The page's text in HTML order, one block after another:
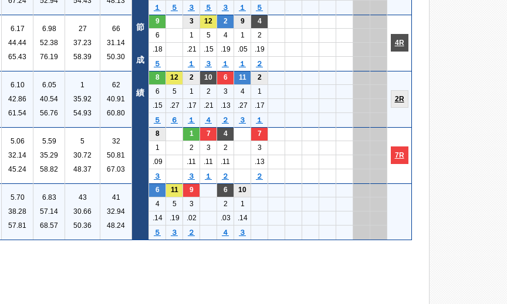
１
５ ３ ５ ３ １ ５
6.17
44.44
65.43
6.98
52.38
76.19
27
37.23
58.39
66
31.14
50.30
9 3 12 2 9 4
4R
6 1 5 4 1
2
.18
.21 .15 .19 .05
.19
５
１ ３ １ １ ２
6.10
42.86
61.54
6.05
40.54
56.76
1
35.92
54.93
62
40.91
60.80
8 12 2 10 6 11 2
2R
6 5 1 2 3 4
1
.15
.27 .17 .21 .13 .27
.17
５
６ １ ４ ２ ３ １
5.06
32.14
45.24
5.59
35.29
58.82
5
30.72
48.37
32
50.81
67.03
8 1 7 4 7
7R
1 2 3 2
3
.09
.11 .11 .11
.13
３
３ １ ２ ２
5.70
38.28
57.81
6.83
57.14
68.57
43
30.66
50.36
41
32.94
48.24
6 11 9 6
10
4
5 3 2
1
.14
.19 .02 .03
.14
５
３ ２ ４ ３
節
成
績